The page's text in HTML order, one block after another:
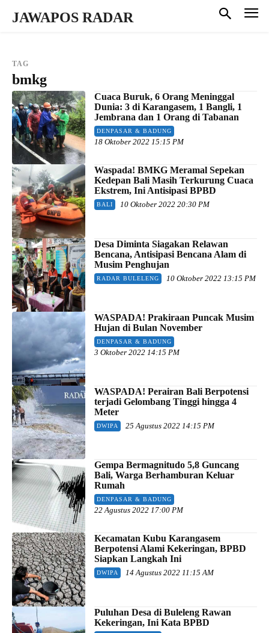
JAWAPOS RADAR
TAG
bmkg
Cuaca Buruk, 6 Orang Meninggal
Dunia: 3 di Karangasem, 1 Bangli, 1
Jembrana dan 1 Orang di Tabanan
DENPASAR & BADUNG
18 Oktober 2022 15:15 PM
Waspada! BMKG Meramal Sepekan
Kedepan Bali Masih Terkurung Cuaca
Ekstrem, Ini Antisipasi BPBD
BALI 10 Oktober 2022 20:30 PM
Desa Diminta Siagakan Relawan
Bencana, Antisipasi Bencana Alam di
Musim Penghujan
RADAR BULELENG 10 Oktober 2022 13:15 PM
WASPADA! Prakiraan Puncak Musim
Hujan di Bulan November
DENPASAR & BADUNG
3 Oktober 2022 14:15 PM
WASPADA! Perairan Bali Berpotensi
terjadi Gelombang Tinggi hingga 4
Meter
DWIPA 25 Agustus 2022 14:15 PM
Gempa Bermagnitudo 5,8 Guncang
Bali, Warga Berhamburan Keluar
Rumah
DENPASAR & BADUNG
22 Agustus 2022 17:00 PM
Kecamatan Kubu Karangasem
Berpotensi Alami Kekeringan, BPBD
Siapkan Langkah Ini
DWIPA 14 Agustus 2022 11:15 AM
Puluhan Desa di Buleleng Rawan
Kekeringan, Ini Kata BPBD